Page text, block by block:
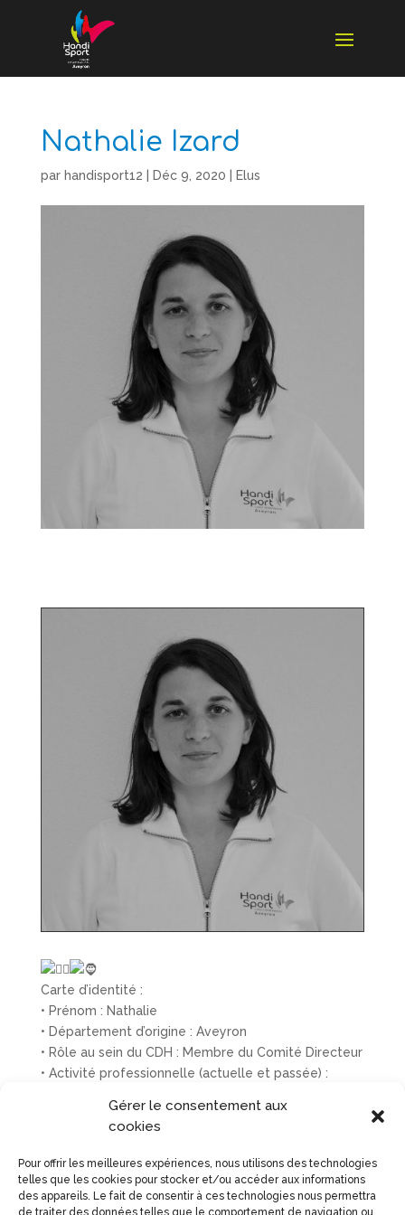
Gérer le consentement aux
cookies
Pour offrir les meilleures expériences, nous utilisons des technologies
telles que les cookies pour stocker et/ou accéder aux informations
des appareils. Le fait de consentir à ces technologies nous permettra
de traiter des données telles que le comportement de navigation ou
Nathalie Izard
par handisport12 Déc 9, 2020 Elus
Carte d’identité :
• Prénom : Nathalie
• Département d’origine : Aveyron
• Rôle au sein du CDH : Membre du Comité Directeur
• Activité professionnelle (actuelle et passée) :
• Ton/Tes sport(s) pratiqué(s) : Course à pied, vélo
Mon portrait chinois :
• Si j’étais un animal, je serai un Loir
• Si j’étais une plante ou une fleur, je serai une